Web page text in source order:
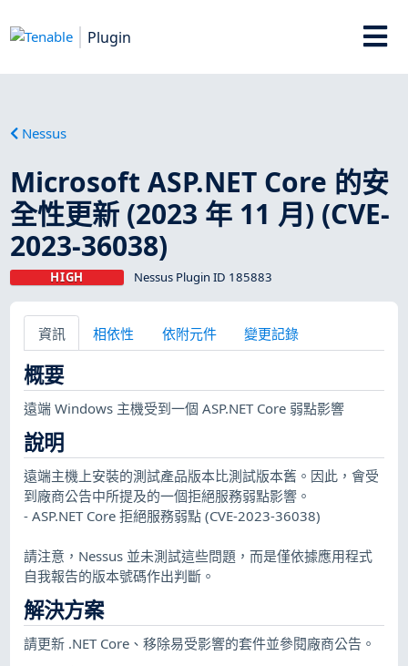
Plugin
Nessus
Microsoft ASP.NET Core 的安
全性更新 (2023 年 11 月) (CVE-
2023-36038)
HIGH Nessus Plugin ID 185883
資訊 相依性 依附元件 變更記錄
概要
遠端 Windows 主機受到一個 ASP.NET Core 弱點影響
說明
遠端主機上安裝的測試產品版本比測試版本舊。因此，會受
到廠商公告中所提及的一個拒絕服務弱點影響。
- ASP.NET Core 拒絕服務弱點 (CVE-2023-36038)
請注意，Nessus 並未測試這些問題，而是僅依據應用程式
自我報告的版本號碼作出判斷。
解決方案
請更新 .NET Core、移除易受影響的套件並參閱廠商公告。